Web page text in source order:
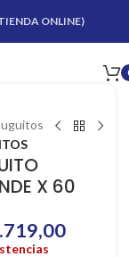
ONLINE)
X 60